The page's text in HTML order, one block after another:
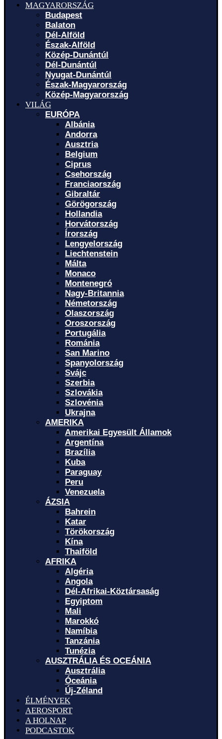
MAGYARORSZÁG
Budapest
Balaton
Dél-Alföld
Észak-Alföld
Közép-Dunántúl
Dél-Dunántúl
Nyugat-Dunántúl
Észak-Magyarország
Közép-Magyarország
VILÁG
EURÓPA
Albánia
Andorra
Ausztria
Belgium
Ciprus
Csehország
Franciaország
Gibraltár
Görögország
Hollandia
Horvátország
Írország
Lengyelország
Liechtenstein
Málta
Monaco
Montenegró
Nagy-Britannia
Németország
Olaszország
Oroszország
Portugália
Románia
San Marino
Spanyolország
Svájc
Szerbia
Szlovákia
Szlovénia
Ukrajna
AMERIKA
Amerikai Egyesült Államok
Argentína
Brazília
Kuba
Paraguay
Peru
Venezuela
ÁZSIA
Bahrein
Katar
Törökország
Kína
Thaiföld
AFRIKA
Algéria
Angola
Dél-Afrikai-Köztársaság
Egyiptom
Mali
Marokkó
Namíbia
Tanzánia
Tunézia
AUSZTRÁLIA ÉS OCEÁNIA
Ausztrália
Óceánia
Új-Zéland
ÉLMÉNYEK
AEROSPORT
A HOLNAP
PODCASTOK